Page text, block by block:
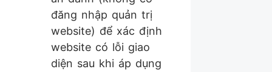
đăng nhập quản trị
website) để xác định
website có lỗi giao
diện sau khi áp dụng